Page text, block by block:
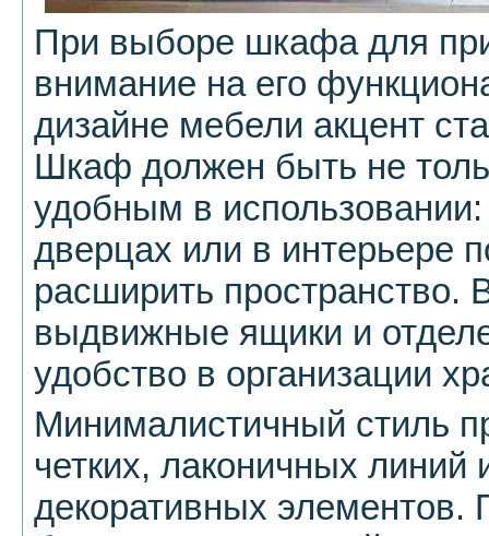
При выборе шкафа для
внимание на его
дизайне мебели акцент
Шкаф должен быть не
удобным в
дверцах или в интерьере
расширить пространство.
выдвижные ящики и
удобство в организации
Минималистичный стиль
четких, лаконичных линий
декоративных